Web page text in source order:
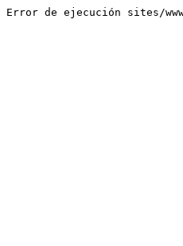
Error de ejecución sites/